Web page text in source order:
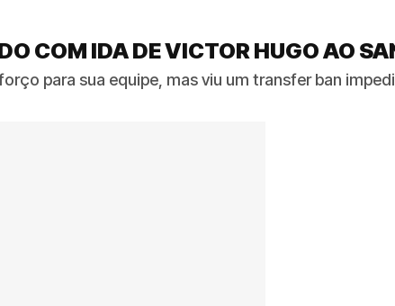
COM IDA DE VICTOR HUGO AO
para sua equipe, mas viu um transfer ban